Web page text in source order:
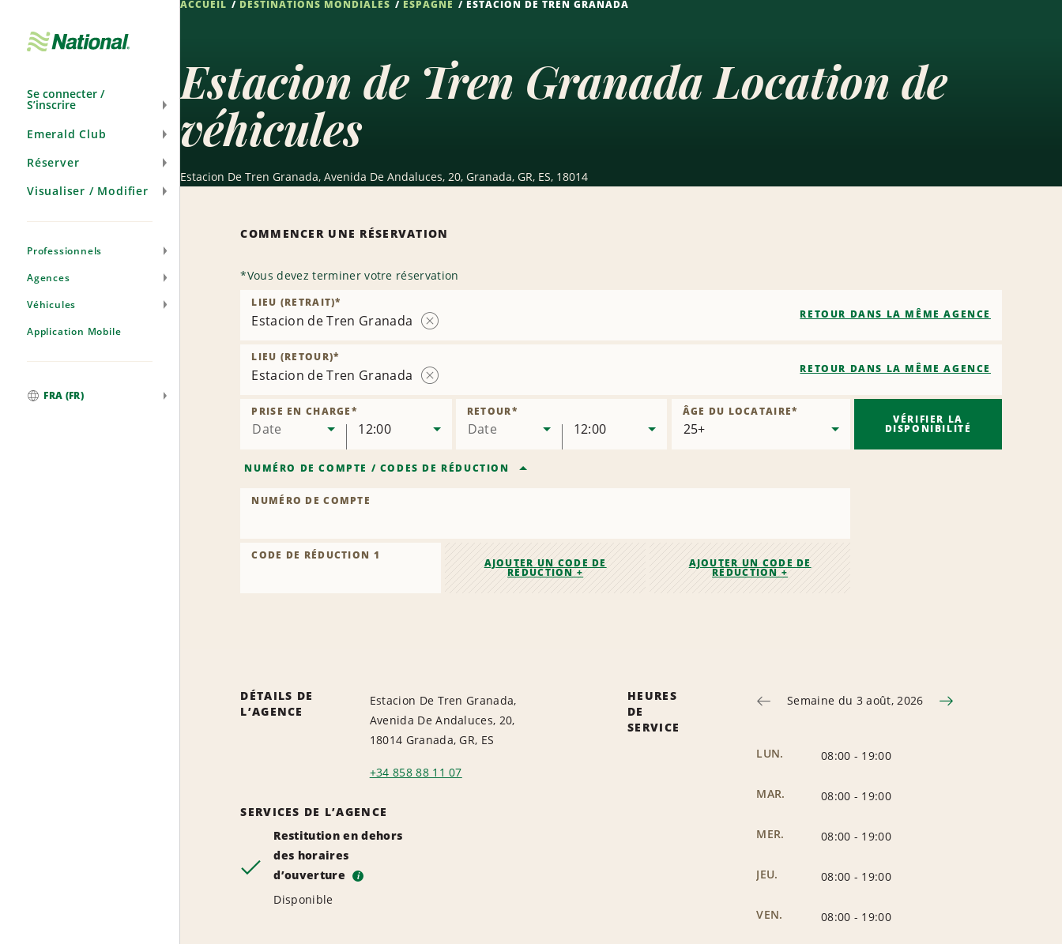
navigation
Se connecter /
S’inscrire
Emerald Club
Réserver
Visualiser / Modifier
Professionnels
Agences
Véhicules
Application Mobile
FRA (FR)
ACCUEIL DESTINATIONS MONDIALES ESPAGNE ESTACION DE TREN GRANADA
Estacion de Tren Granada Location de
véhicules
Estacion De Tren Granada, Avenida De Andaluces, 20, Granada, GR, ES, 18014
COMMENCER UNE RÉSERVATION
*Vous devez terminer votre réservation
Estacion de Tren Granada
LIEU (RETRAIT)*
RETOUR DANS LA MÊME AGENCE
Estacion de Tren Granada
LIEU (RETOUR)*
RETOUR DANS LA MÊME AGENCE
Date
PRISE EN CHARGE*
12:00 Date
RETOUR*
12:00
ÂGE DU LOCATAIRE*
NUMÉRO DE COMPTE / CODES DE RÉDUCTION
NUMÉRO DE COMPTE
CODE DE RÉDUCTION 1
AJOUTER UN CODE DE
RÉDUCTION +
AJOUTER UN CODE DE
RÉDUCTION +
VÉRIFIER LA
DISPONIBILITÉ
DÉTAILS DE
L’AGENCE
Estacion De Tren Granada,
Avenida De Andaluces, 20,
18014 Granada, GR, ES
+34 858 88 11 07
SERVICES DE L’AGENCE
Restitution en dehors
des horaires
d’ouverture
i
Disponible
HEURES
DE
SERVICE
Semaine du 3 août, 2026
LUN. 08:00 - 19:00
MAR. 08:00 - 19:00
MER. 08:00 - 19:00
JEU. 08:00 - 19:00
VEN. 08:00 - 19:00